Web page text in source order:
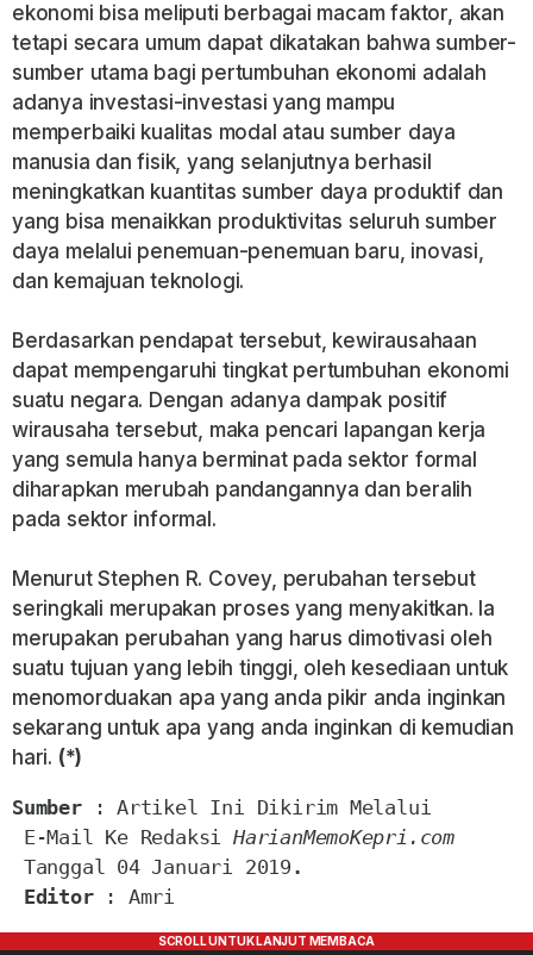
ekonomi bisa meliputi berbagai macam faktor, akan
tetapi secara umum dapat dikatakan bahwa sumber-
sumber utama bagi pertumbuhan ekonomi adalah
adanya investasi-investasi yang mampu
memperbaiki kualitas modal atau sumber daya
manusia dan fisik, yang selanjutnya berhasil
meningkatkan kuantitas sumber daya produktif dan
yang bisa menaikkan produktivitas seluruh sumber
daya melalui penemuan-penemuan baru, inovasi,
dan kemajuan teknologi.
Berdasarkan pendapat tersebut, kewirausahaan
dapat mempengaruhi tingkat pertumbuhan ekonomi
suatu negara. Dengan adanya dampak positif
wirausaha tersebut, maka pencari lapangan kerja
yang semula hanya berminat pada sektor formal
diharapkan merubah pandangannya dan beralih
pada sektor informal.
Menurut Stephen R. Covey, perubahan tersebut
seringkali merupakan proses yang menyakitkan. Ia
merupakan perubahan yang harus dimotivasi oleh
suatu tujuan yang lebih tinggi, oleh kesediaan untuk
menomorduakan apa yang anda pikir anda inginkan
sekarang untuk apa yang anda inginkan di kemudian
hari. (*)
Sumber : Artikel Ini Dikirim Melalui
E-Mail Ke Redaksi HarianMemoKepri.com
Tanggal 04 Januari 2019 .
Editor : Amri